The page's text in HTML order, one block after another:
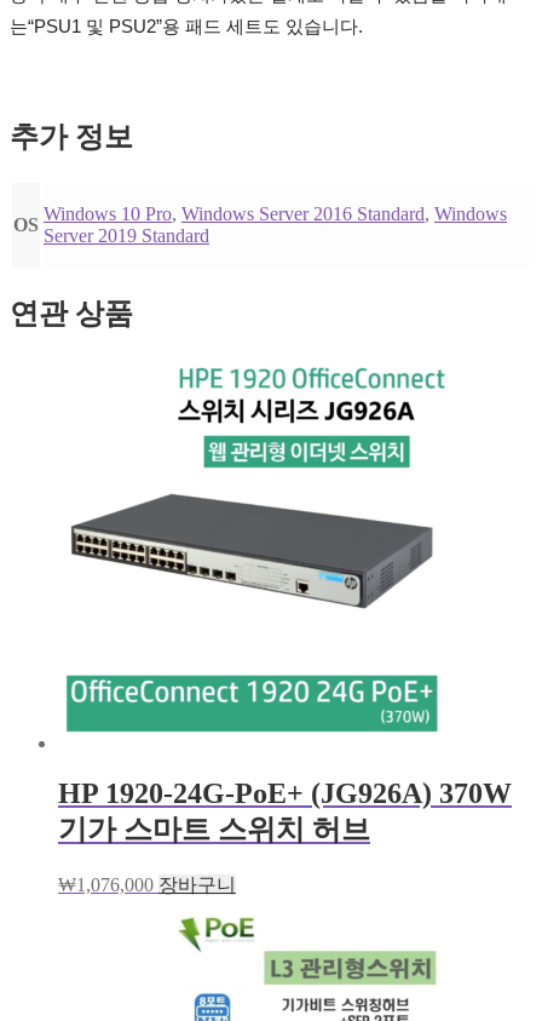
는“PSU1 및 PSU2”용 패드 세트도 있습니다.
추가 정보
OS
Windows 10 Pro, Windows Server 2016 Standard, Windows
Server 2019 Standard
연관 상품
HP 1920-24G-PoE+ (JG926A) 370W
기가 스마트 스위치 허브
₩1,076,000 장바구니